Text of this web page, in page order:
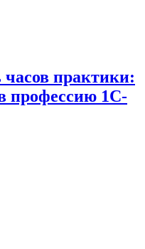
часов практики:
профессию 1С-